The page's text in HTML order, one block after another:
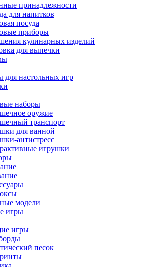
принадлежности
для напитков
посуда
приборы
кулинарных изделий
для выпечки
для настольных игр
наборы
оружие
транспорт
для ванной
антистресс
игрушки
модели
игры
игры
песок